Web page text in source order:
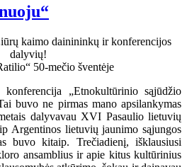
„Etnokultūrinio sąjūdžio
buvo ne pirmas mano apsilankymas
dalyvavau XVI Pasaulio lietuvių
Argentinos lietuvių jaunimo sąjungos
buvo kitaip. Trečiadienį, išklausiusi
ansamblius ir apie kitus kultūrinius